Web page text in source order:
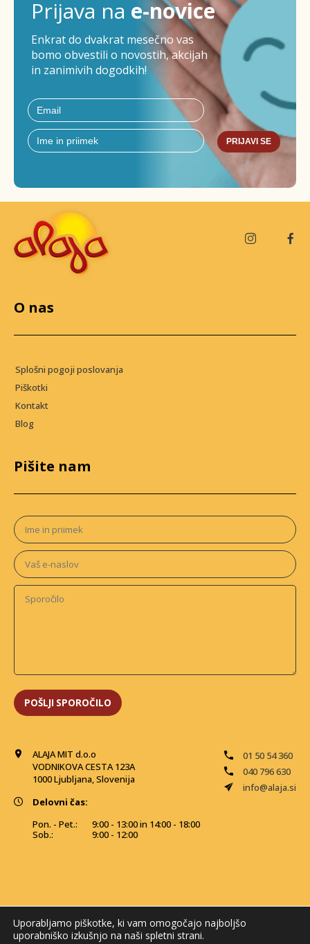
Prijava na e-novice
Enkrat do dvakrat mesečno vas
bomo obvestili o novostih, akcijah
in zanimivih dogodkih!
PRIJAVI SE
ALAJA MIT d.o.o
VODNIKOVA CESTA 123A
1000 Ljubljana, Slovenija
01 50 54 360
040 796 630
info@alaja.si
Delovni čas:
Pon. - Pet.:
Sob.:
9:00 - 13:00 in 14:00 - 18:00
9:00 - 12:00
O nas
Splošni pogoji poslovanja
Piškotki
Kontakt
Blog
Pišite nam
Uporabljamo piškotke, ki vam omogočajo najboljšo
uporabniško izkušnjo na naši spletni strani.